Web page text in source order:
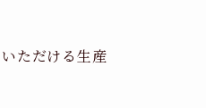
ただける生産